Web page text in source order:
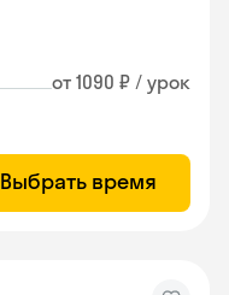
от 1090 ₽ / урок
Выбрать время